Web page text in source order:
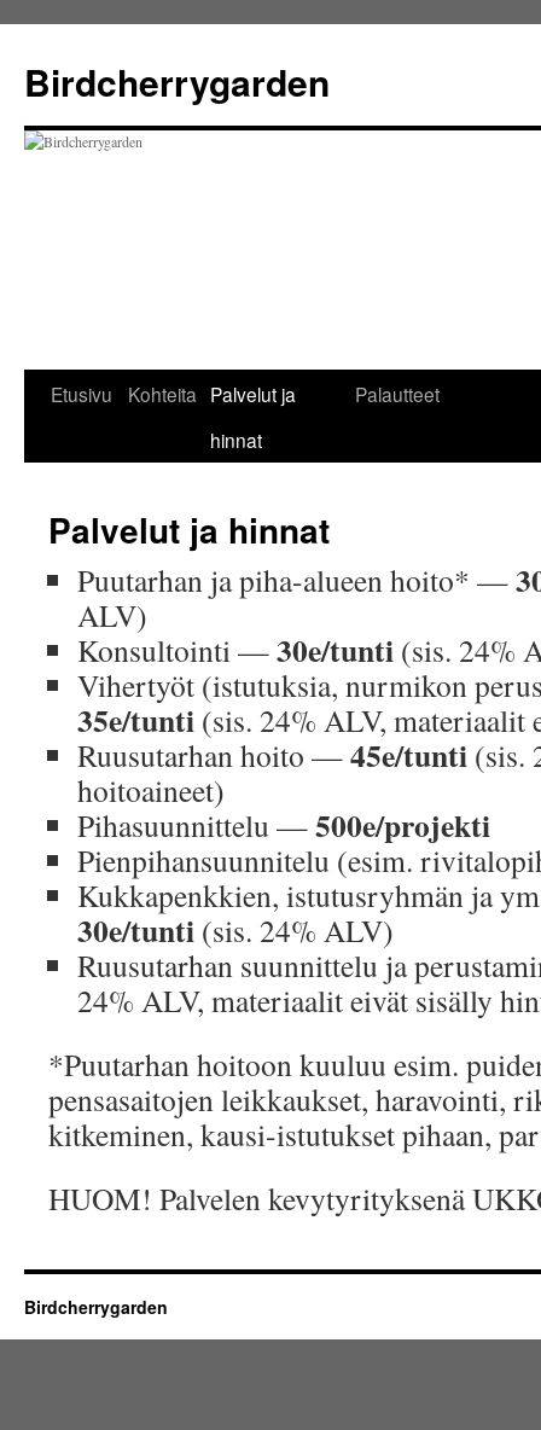
Birdcherrygarden
Перейти
Etusivu Kohteita Palvelut ja
hinnat
Palautteet
Palvelut ja hinnat
Puutarhan ja piha-alueen hoito* —
ALV)
Konsultointi —30e/tunti (sis. 24%
Vihertyöt (istutuksia, nurmikon
35e/tunti (sis. 24% ALV, materiaalit
Ruusutarhan hoito —45e/tunti (sis.
hoitoaineet)
Pihasuunnittelu —500e/projekti
Pienpihansuunnitelu (esim.
Kukkapenkkien, istutusryhmän ja
30e/tunti (sis. 24% ALV)
Ruusutarhan suunnittelu ja
24% ALV, materiaalit eivät sisälly
*Puutarhan hoitoon kuuluu esim.
pensasaitojen leikkaukset, haravointi,
kitkeminen, kausi-istutukset pihaan,
HUOM! Palvelen kevytyrityksenä
Birdcherrygarden